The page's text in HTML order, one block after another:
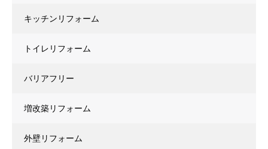
キッチンリフォーム
トイレリフォーム
バリアフリー
増改築リフォーム
外壁リフォーム